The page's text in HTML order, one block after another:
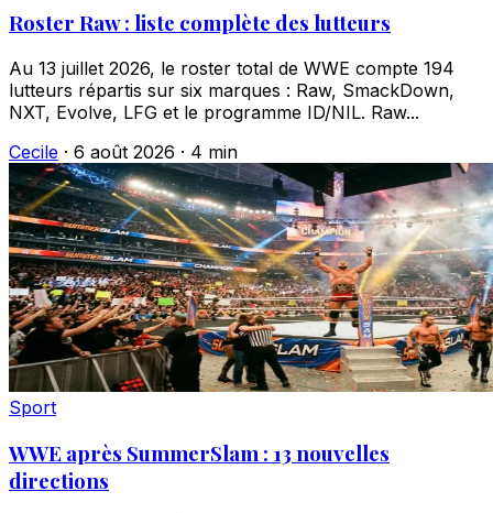
Roster Raw : liste complète des lutteurs
Au 13 juillet 2026, le roster total de WWE compte 194
lutteurs répartis sur six marques : Raw, SmackDown,
NXT, Evolve, LFG et le programme ID/NIL. Raw...
Cecile · 6 août 2026 · 4 min
Sport
WWE après SummerSlam : 13 nouvelles
directions